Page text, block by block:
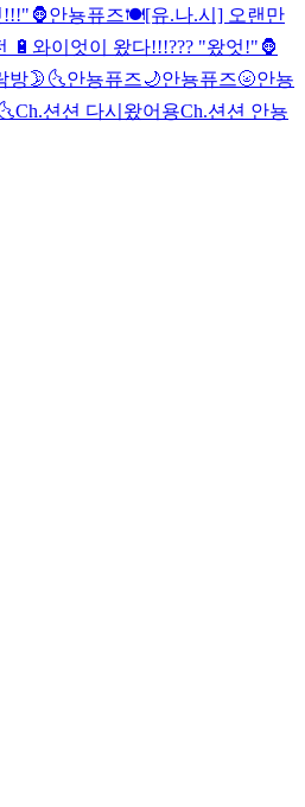
!!!"🦍안뇽퓨즈🍽[유.나.시] 오랜만
🔋 와이엇이 왔다!!!??? "왔엇!"🦍
방🌛🌜안뇽퓨즈🌙안뇽퓨즈🌝안뇽
Ch.션션 다시왔어용Ch.션션 안뇽